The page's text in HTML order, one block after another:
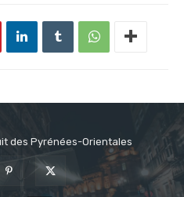
des Pyrénées-Orientales